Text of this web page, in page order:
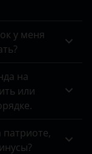
у меня
на
или